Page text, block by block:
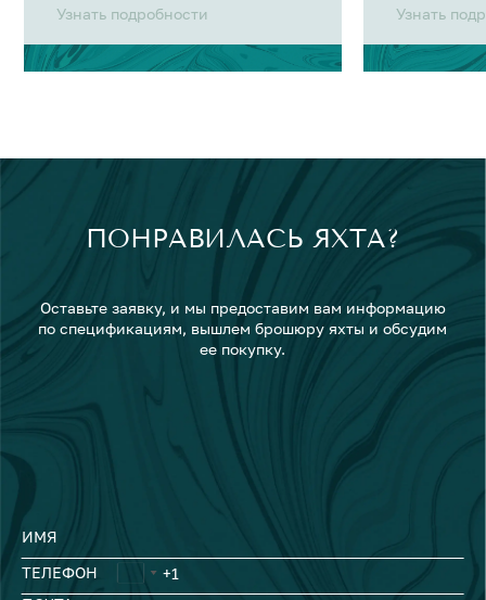
Узнать подробности Узнать
ПОНРАВИЛАСЬ ЯХТА?
Оставьте заявку, и мы предоставим вам информацию
по спецификациям, вышлем брошюру яхты и обсудим
ее покупку.
ИМЯ
ТЕЛЕФОН